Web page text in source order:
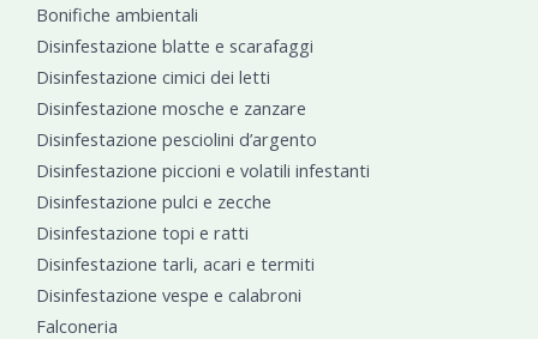
Bonifiche ambientali
Disinfestazione blatte e scarafaggi
Disinfestazione cimici dei letti
Disinfestazione mosche e zanzare
Disinfestazione pesciolini d’argento
Disinfestazione piccioni e volatili infestanti
Disinfestazione pulci e zecche
Disinfestazione topi e ratti
Disinfestazione tarli, acari e termiti
Disinfestazione vespe e calabroni
Falconeria